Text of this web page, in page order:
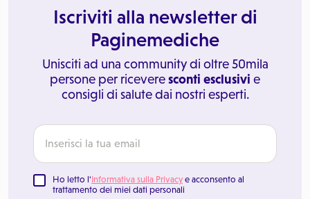
Iscriviti alla newsletter di
Paginemediche
Unisciti ad una community di oltre 50mila
persone per riceveresconti esclusivi e
consigli di salute dai nostri esperti.
Ho letto l'Informativa sulla Privacy e acconsento al
trattamento dei miei dati personali